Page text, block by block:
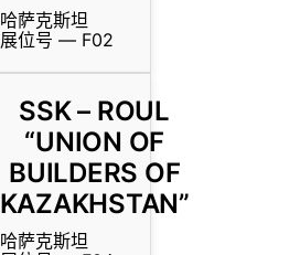
哈萨克斯坦
展位号 — F02
SSK – ROUL
“UNION OF
BUILDERS OF
KAZAKHSTAN”
哈萨克斯坦